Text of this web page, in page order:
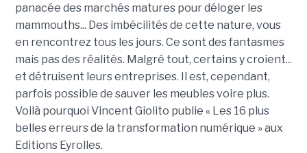
panacée des marchés matures pour déloger les
mammouths... Des imbécilités de cette nature, vous
en rencontrez tous les jours. Ce sont des fantasmes
mais pas des réalités. Malgré tout, certains y croient...
et détruisent leurs entreprises. Il est, cependant,
parfois possible de sauver les meubles voire plus.
Voilà pourquoi Vincent Giolito publie « Les 16 plus
belles erreurs de la transformation numérique » aux
Editions Eyrolles.